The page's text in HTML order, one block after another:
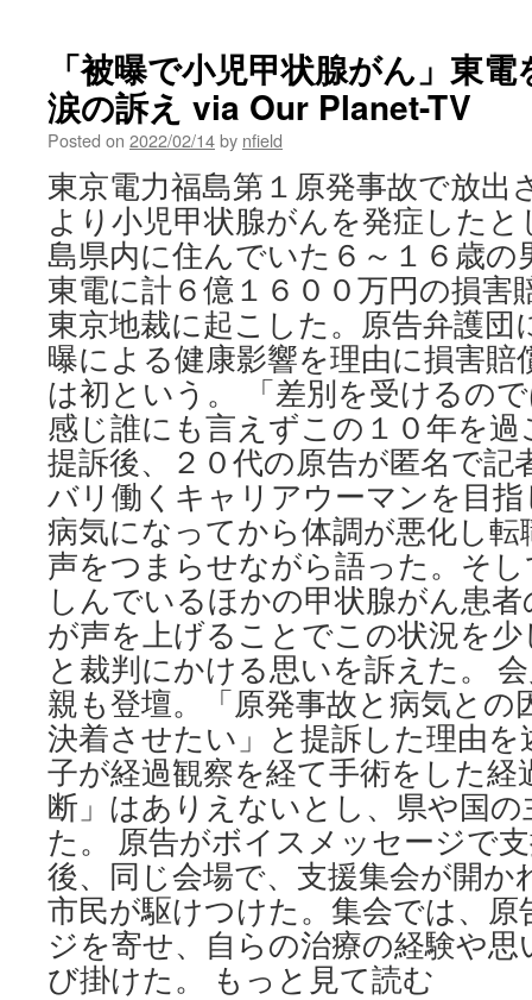
水
の
出
「ほ
か
の
方
法
検
討
を
日
弁
連
が
岸
田
首
相
に
意
見
書
via
朝
日
新
聞
「被曝で小児甲状腺がん」東
涙の訴え via Our Planet-TV
Posted on 2022/02/14by nfield
東京電力福島第１原発事故で放出
より小児甲状腺がんを発症した
島県内に住んでいた６～１６歳の
東電に計６億１６００万円の損害
東京地裁に起こした。原告弁護団
曝による健康影響を理由に損害賠
は初という。 「差別を受けるの
感じ誰にも言えずこの１０年を
提訴後、２０代の原告が匿名で記
バリ働くキャリアウーマンを目
病気になってから体調が悪化し
声をつまらせながら語った。そ
しんでいるほかの甲状腺がん患
が声を上げることでこの状況を
と裁判にかける思いを訴えた。
親も登壇。「原発事故と病気との
決着させたい」と提訴した理由
子が経過観察を経て手術をした経
断」はありえないとし、県や国
た。 原告がボイスメッセージで
後、同じ会場で、支援集会が開か
市民が駆けつけた。集会では、
ジを寄せ、自らの治療の経験や
び掛けた。 もっと見て読む